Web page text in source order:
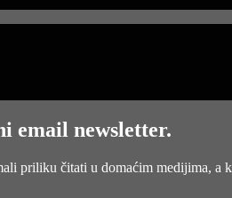
email newsletter.
priliku čitati u domaćim medijima, a